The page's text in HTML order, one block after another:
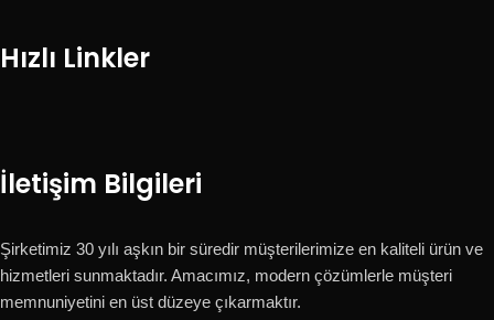
Hızlı Linkler
İletişim Bilgileri
Şirketimiz 30 yılı aşkın bir süredir müşterilerimize en kaliteli ürün ve
hizmetleri sunmaktadır. Amacımız, modern çözümlerle müşteri
memnuniyetini en üst düzeye çıkarmaktır.